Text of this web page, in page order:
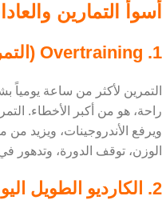
أسوأ التمارين
1. Overtraining (التمرين المفرط)
التمرين لأكثر من ساعة يومياً
راحة، هو من أكبر الأخطاء.
ويرفع الأندروجينات، ويزيد من
الوزن، توقف الدورة، وتدهور
2. الكارديو الطويل اليومي بدون مقاومة